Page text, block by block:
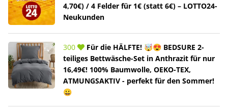
4,70€) / 4 Felder für 1€ (statt 6€) – LOTTO24-
Neukunden
300
Für die HÄLFTE! 🤯😍 BEDSURE 2-
teiliges Bettwäsche-Set in Anthrazit für nur
16,49€! 100% Baumwolle, OEKO-TEX,
ATMUNGSAKTIV - perfekt für den Sommer!
😀